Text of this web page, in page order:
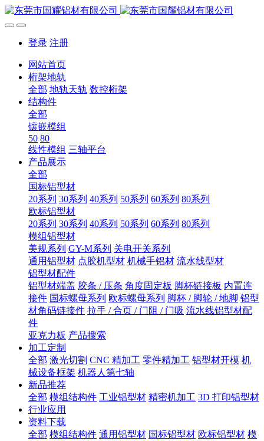
登录 注册
网站首页
桁架地轨
全部 地轨天轨 数控桁架
结构件
全部
镶嵌模组
50 80
线性模组 三轴平台
产品展示
全部
国标铝型材
20系列 30系列 40系列 50系列 60系列 80系列
欧标铝型材
20系列 30系列 40系列 50系列 60系列 80系列
模组铝型材
美规系列 GY-M系列 关电开关系列
通用铝型材 点胶机型材 机械手铝材 流水线型材
铝型材配件
铝型材端盖 胶条 / 压条 角度固定板 脚杯链接板 内置连
接件 国标螺母系列 欧标螺母系列 脚杯 / 脚轮 / 地脚 铝型
材角码链接件 拉手 / 合页 / 门阻 / 门吸 流水线铝型材配
件
亚克力板 产品搜索
加工定制
全部 激光切割 CNC 精加工 零件精加工 铝型材开模 机
械设备框架 机器人第七轴
新品推荐
全部 模组结构件 工业铝型材 精密机加工 3D 打印铝型材
行业应用
资料下载
全部 模组结构件 通用铝型材 国标铝型材 欧标铝型材 模